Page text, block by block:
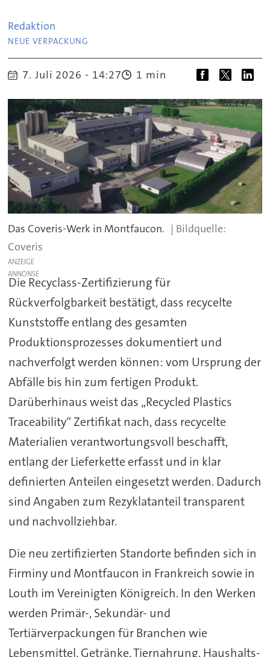
Redaktion
NEUE VERPACKUNG
7. Juli 2026 - 14:27 1 min
Das Coveris-Werk in Montfaucon.
Coveris
ANZEIGE
Die Recyclass-Zertifizierung für
Rückverfolgbarkeit bestätigt, dass recycelte
Kunststoffe entlang des gesamten
Produktionsprozesses dokumentiert und
nachverfolgt werden können: vom Ursprung der
Abfälle bis hin zum fertigen Produkt.
Darüberhinaus weist das „Recycled Plastics
Traceability“ Zertifikat nach, dass recycelte
Materialien verantwortungsvoll beschafft,
entlang der Lieferkette erfasst und in klar
definierten Anteilen eingesetzt werden. Dadurch
sind Angaben zum Rezyklatanteil transparent
und nachvollziehbar.
Die neu zertifizierten Standorte befinden sich in
Firminy und Montfaucon in Frankreich sowie in
Louth im Vereinigten Königreich. In den Werken
werden Primär-, Sekundär- und
Tertiärverpackungen für Branchen wie
Lebensmittel, Getränke, Tiernahrung, Haushalts-